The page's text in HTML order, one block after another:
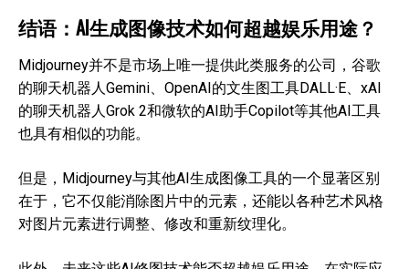
结语：AI生成图像技术如何超越娱乐用途？
Midjourney并不是市场上唯一提供此类服务的公司，谷歌
的聊天机器人Gemini、OpenAI的文生图工具DALL·E、xAI
的聊天机器人Grok 2和微软的AI助手Copilot等其他AI工具
也具有相似的功能。
但是，Midjourney与其他AI生成图像工具的一个显著区别
在于，它不仅能消除图片中的元素，还能以各种艺术风格
对图片元素进行调整、修改和重新纹理化。